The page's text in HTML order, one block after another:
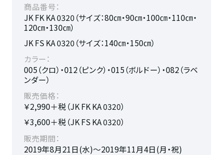
商品番号：
JK FK KA 0320（サイズ：80㎝・90㎝・100㎝・110㎝・
120㎝・130㎝）
JK FS KA 0320（サイズ：140㎝・150㎝）
カラー：
005（クロ）・012（ピンク）・015（ボルドー）・082（ラベ
ンダー）
販売価格：
￥2,990＋税（JK FK KA 0320）
￥3,600＋税（JK FS KA 0320）
販売期間：
2019年8月21日(水)～2019年11月4日(月・祝)